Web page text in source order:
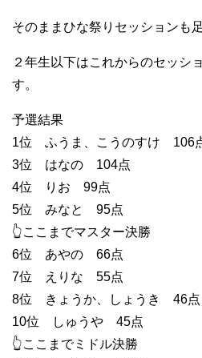
そのままひな祭りセッションも
２年生以下はこれからのセッシ
す。
予選結果
1位 ふうま、こうのすけ 106
3位 はなの 104点
4位 りお 99点
5位 みなと 95点
👆ここまでマスター決勝
6位 あやの 66点
7位 えりな 55点
8位 きょうか、しょうき 46点
10位 しゅうや 45点
👆ここまでミドル決勝